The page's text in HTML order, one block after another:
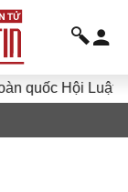
Nam lần thứ XV